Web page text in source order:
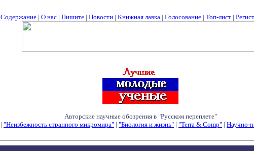
Содержание| О нас| Пишите| Новости| Книжная лавка| Голосование | Топ-лист|
Авторские научные обозрения в "Русском переплете"
| "Неизбежность странного микромира" | "Биология и жизнь" | "Terra & Comp" | Научно-